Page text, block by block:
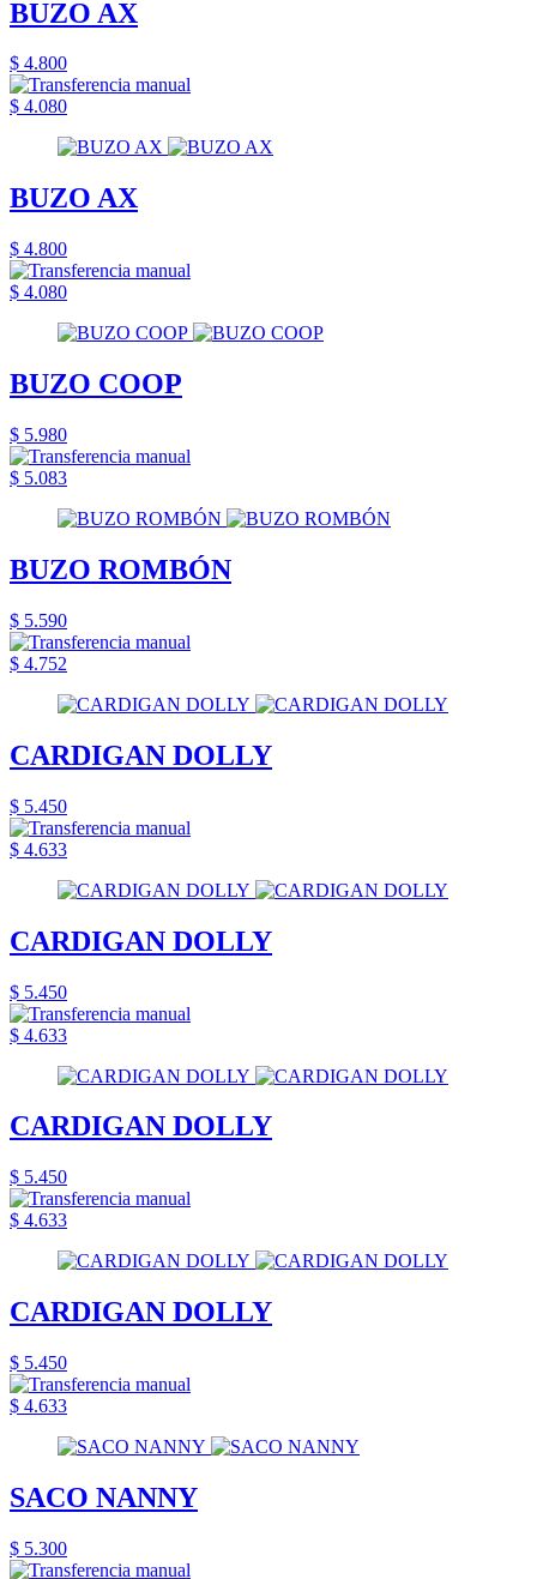
BUZO AX
$ 4.800
$ 4.080
BUZO AX
$ 4.800
$ 4.080
BUZO COOP
$ 5.980
$ 5.083
BUZO ROMBÓN
$ 5.590
$ 4.752
CARDIGAN DOLLY
$ 5.450
$ 4.633
CARDIGAN DOLLY
$ 5.450
$ 4.633
CARDIGAN DOLLY
$ 5.450
$ 4.633
CARDIGAN DOLLY
$ 5.450
$ 4.633
SACO NANNY
$ 5.300